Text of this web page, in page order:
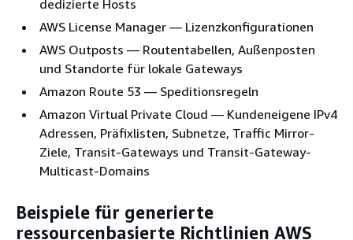
dedizierte Hosts
AWS License Manager — Lizenzkonfigurationen
AWS Outposts — Routentabellen, Außenposten
und Standorte für lokale Gateways
Amazon Route 53 — Speditionsregeln
Amazon Virtual Private Cloud — Kundeneigene IPv4
Adressen, Präfixlisten, Subnetze, Traffic Mirror-
Ziele, Transit-Gateways und Transit-Gateway-
Multicast-Domains
Beispiele für generierte
ressourcenbasierte Richtlinien AWS